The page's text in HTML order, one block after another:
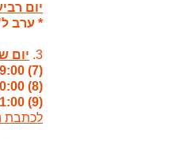
יום רביעי 22 במאי אולם יגאל אלון
* ערב
3. יום שני 27 במאי אולם מרחבים רח' גדולי
(7) 19:00
(8) 20:00
(9) 21:00
לכתבת